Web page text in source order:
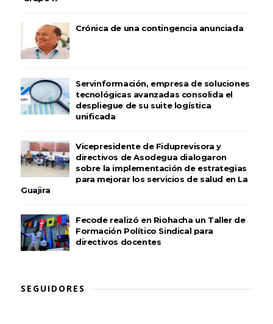
Crónica de una contingencia anunciada
Servinformación, empresa de soluciones
tecnológicas avanzadas consolida el
despliegue de su suite logística
unificada
Vicepresidente de Fiduprevisora y
directivos de Asodegua dialogaron
sobre la implementación de estrategias
para mejorar los servicios de salud en La
Guajira
Fecode realizó en Riohacha un Taller de
Formación Político Sindical para
directivos docentes
SEGUIDORES